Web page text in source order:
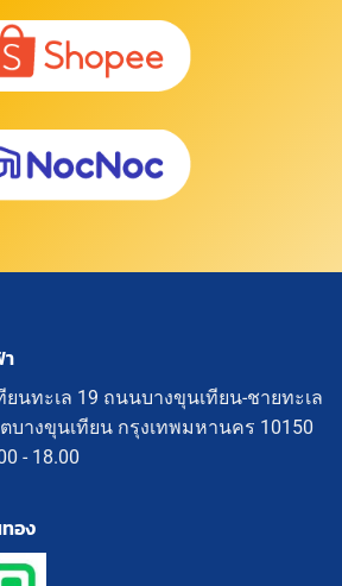
ยนทะเล 19 ถนนบางขุนเทียน-ชายทะเล
บางขุนเทียน กรุงเทพมหานคร 10150
- 18.00
อง